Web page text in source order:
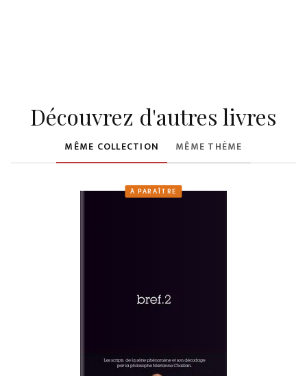
Découvrez d'autres livres
MÊME COLLECTION MÊME THÈME
À PARAÎTRE